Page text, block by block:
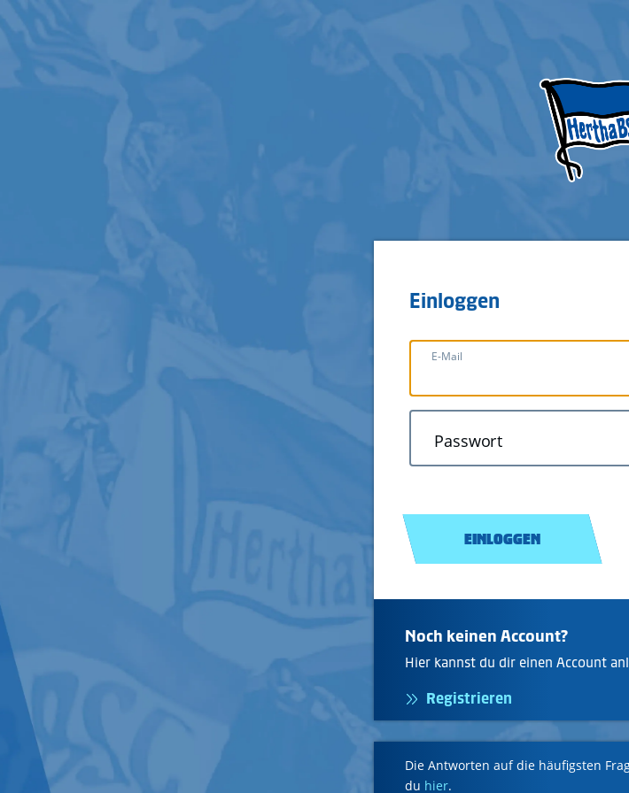
Einloggen
E-Mail
Passwort
EINLOGGEN
Noch keinen Account?
Hier kannst du dir einen Account
Registrieren
Die Antworten auf die häufigsten
du hier.